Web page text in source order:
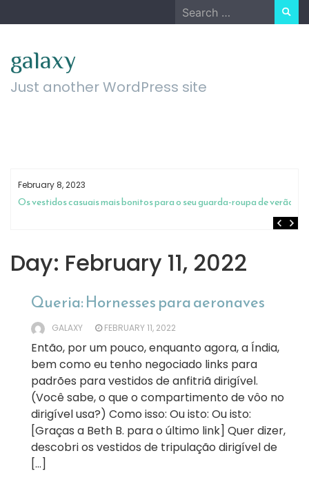
to
Search
for:
galaxy
Just another WordPress site
February 8, 2023
Os vestidos casuais mais bonitos para o seu guarda-roupa de verão
Day: February 11, 2022
Queria: Hornesses para aeronaves
GALAXY FEBRUARY 11, 2022
Então, por um pouco, enquanto agora, a Índia,
bem como eu tenho negociado links para
padrões para vestidos de anfitriã dirigível.
(Você sabe, o que o compartimento de vôo no
dirigível usa?) Como isso: Ou isto: Ou isto:
[Graças a Beth B. para o último link] Quer dizer,
descobri os vestidos de tripulação dirigível de
[…]